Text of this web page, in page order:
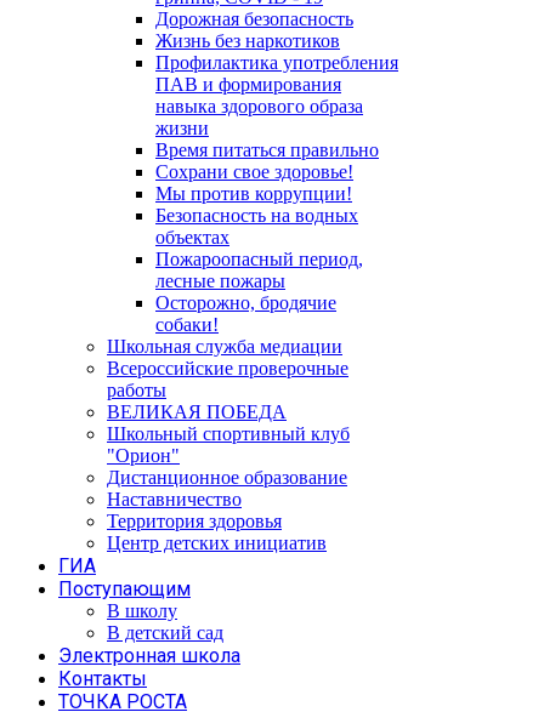
Дорожная безопасность
Жизнь без наркотиков
Профилактика употребления
ПАВ и формирования
навыка здорового образа
жизни
Время питаться правильно
Сохрани свое здоровье!
Мы против коррупции!
Безопасность на водных
объектах
Пожароопасный период,
лесные пожары
Осторожно, бродячие
собаки!
Школьная служба медиации
Всероссийские проверочные
работы
ВЕЛИКАЯ ПОБЕДА
Школьный спортивный клуб
"Орион"
Дистанционное образование
Наставничество
Территория здоровья
Центр детских инициатив
ГИА
Поступающим
В школу
В детский сад
Электронная школа
Контакты
ТОЧКА РОСТА